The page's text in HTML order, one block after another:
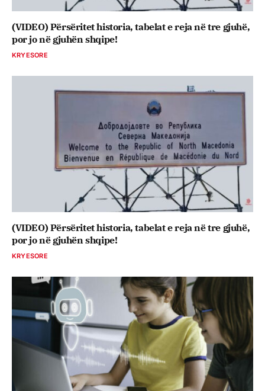
(VIDEO) Përsëritet historia, tabelat e reja në tre gjuhë,
por jo në gjuhën shqipe!
KRYESORE
(VIDEO) Përsëritet historia, tabelat e reja në tre gjuhë,
por jo në gjuhën shqipe!
KRYESORE